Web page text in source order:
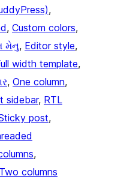
, Custom colors
મેનુ, Editor style
width template
, One column
sidebar, RTL
post
Two columns